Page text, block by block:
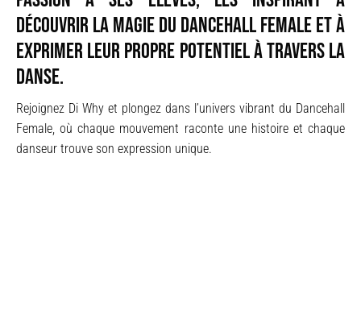
découvrir la magie du Dancehall Female et à
exprimer leur propre potentiel à travers la
danse.
Rejoignez Di Why et plongez dans l’univers vibrant du Dancehall
Female, où chaque mouvement raconte une histoire et chaque
danseur trouve son expression unique.